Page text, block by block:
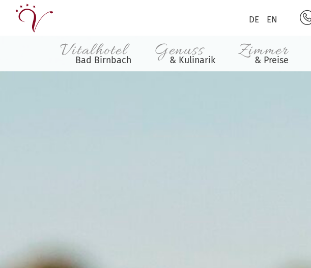
DE EN
Vitalhotel
Bad Birnbach Genuss
& Kulinarik Zimmer
& Preise